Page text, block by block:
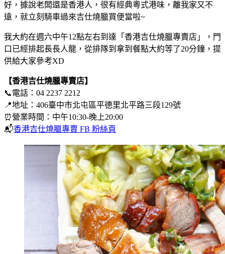
好，據說老闆還是香港人，很有經典粵式港味，離我家又不
遠，就立刻騎車過來吉仕燒臘買便當啦~
我大約在週六中午12點左右到達「香港吉仕燒臘專賣店」，門
口已經排起長長人龍，從排隊到拿到餐點大約等了20分鐘，提
供給大家參考XD
【香港吉仕燒臘專賣店】
📞電話：04 2237 2212
📍地址：406臺中市北屯區平德里北平路三段129號
⏰營業時間：中午10:30-晚上20:00
📬香港吉仕燒臘專賣 FB 粉絲頁